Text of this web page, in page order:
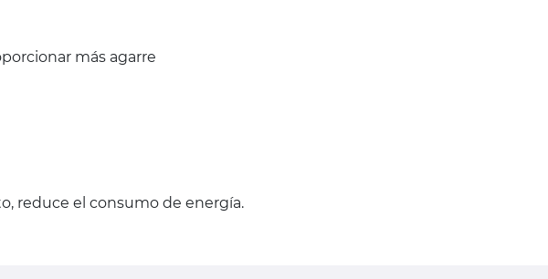
más agarre
reduce el consumo de energía.